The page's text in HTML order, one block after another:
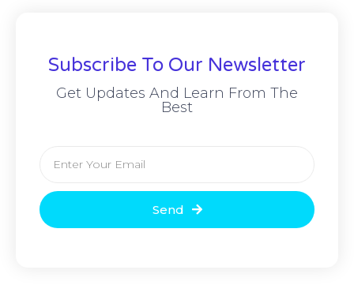
Subscribe To Our Newsletter
Get Updates And Learn From The
Best
Send